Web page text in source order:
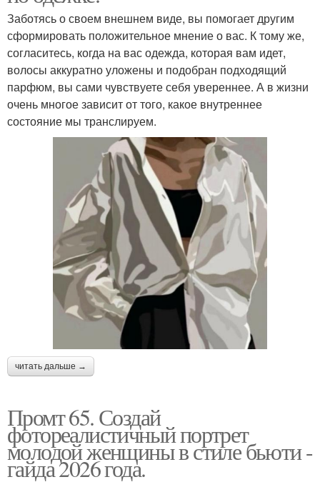
Заботясь о своем внешнем виде, вы помогает другим
сформировать положительное мнение о вас. К тому же,
согласитесь, когда на вас одежда, которая вам идет,
волосы аккуратно уложены и подобран подходящий
парфюм, вы сами чувствуете себя увереннее. А в жизни
очень многое зависит от того, какое внутреннее
состояние мы транслируем.
читать дальше →
Промт 65. Создай
фотореалистичный портрет
молодой женщины в стиле бьюти -
гайда 2026 года.